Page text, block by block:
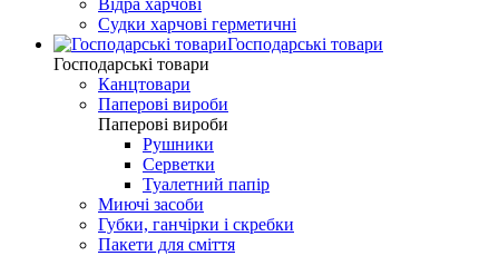
Відра харчові
Судки харчові герметичні
Господарські товари
Господарські товари
Канцтовари
Паперові вироби
Паперові вироби
Рушники
Серветки
Туалетний папір
Миючі засоби
Губки, ганчірки і скребки
Пакети для сміття